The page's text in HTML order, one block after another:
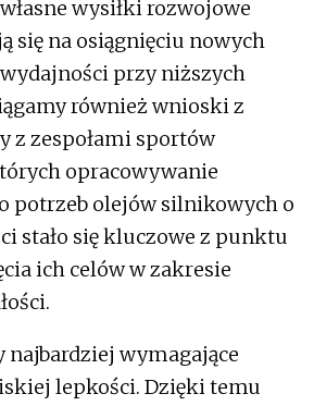
wysiłki rozwojowe
się na osiągnięciu nowych
przy niższych
również wnioski z
z zespołami sportów
opracowywanie
potrzeb olejów silnikowych o
stało się kluczowe z punktu
ich celów w zakresie
najbardziej wymagające
lepkości. Dzięki temu